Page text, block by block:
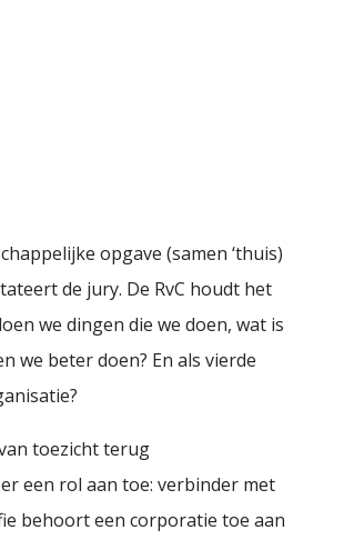
opgave (samen ‘thuis)
de jury. De RvC houdt het
we dingen die we doen, wat is
we beter doen? En als vierde
toezicht terug
een rol aan toe: verbinder met
­behoort een corporatie toe aan